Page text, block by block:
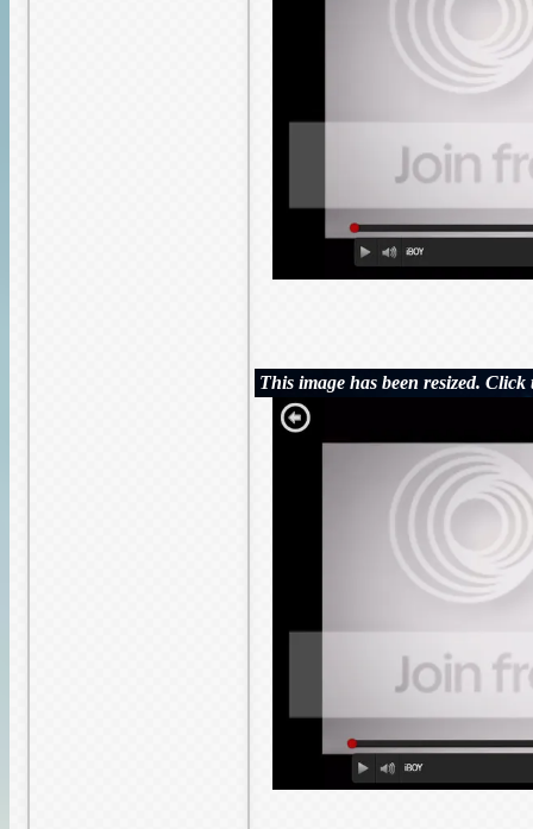
This image has been resized.